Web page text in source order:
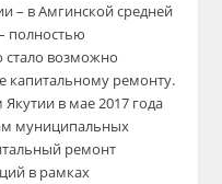
– в Амгинской средней
полностью
стало возможно
капитальному ремонту.
в мае 2017 года
муниципальных
ремонт
в рамках